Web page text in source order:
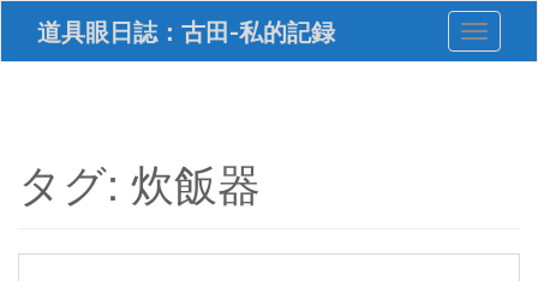
i
道具眼日誌：古田-私的記録 Toggle
タグ: 炊飯器